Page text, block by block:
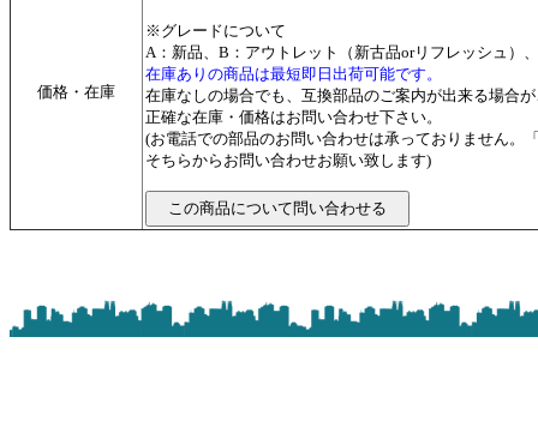
価格・在庫
※グレードについて
A：新品、B：アウトレット（新古品orリフレッシュ）
在庫ありの商品は最短即日出荷可能です。
在庫なしの場合でも、互換部品のご案内が出来る場合
正確な在庫・価格はお問い合わせ下さい。
(お電話での部品のお問い合わせは承っておりません。
そちらからお問い合わせお願い致します)